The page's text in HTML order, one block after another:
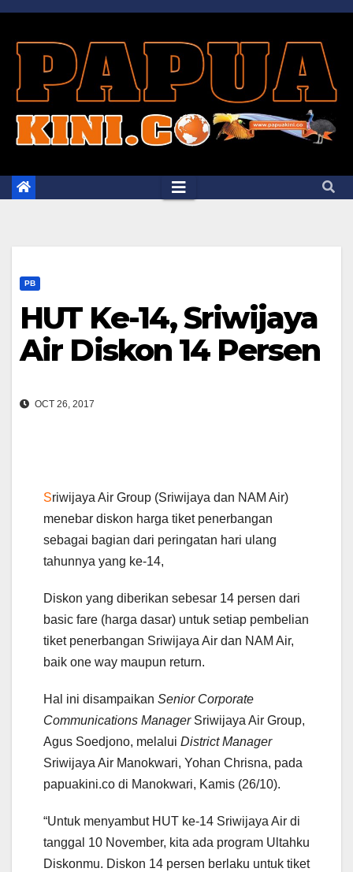
Skip
content
PB
HUT Ke-14, Sriwijaya
Air Diskon 14 Persen
OCT 26, 2017
Sriwijaya Air Group (Sriwijaya dan NAM Air)
menebar diskon harga tiket penerbangan
sebagai bagian dari peringatan hari ulang
tahunnya yang ke-14,
Diskon yang diberikan sebesar 14 persen dari
basic fare (harga dasar) untuk setiap pembelian
tiket penerbangan Sriwijaya Air dan NAM Air,
baik one way maupun return.
Hal ini disampaikan Senior Corporate
Communications ManagerSriwijaya Air Group,
Agus Soedjono, melalui District Manager
Sriwijaya Air Manokwari, Yohan Chrisna, pada
papuakini.co di Manokwari, Kamis (26/10).
“Untuk menyambut HUT ke-14 Sriwijaya Air di
tanggal 10 November, kita ada program Ultahku
Diskonmu. Diskon 14 persen berlaku untuk tiket